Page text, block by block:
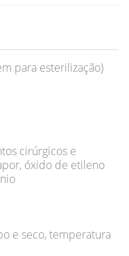
para esterilização)
cirúrgicos e
óxido de etileno
e seco, temperatura